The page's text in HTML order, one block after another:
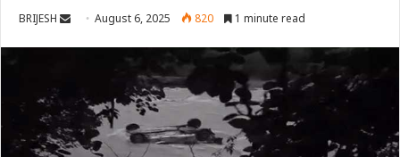
BRIJESH
SendAugust 6, 2025 820 1 minute read